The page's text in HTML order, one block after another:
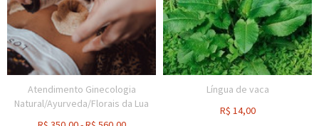
Atendimento Ginecologia
Natural/Ayurveda/Florais da Lua
Língua de vaca
R$ 14,00